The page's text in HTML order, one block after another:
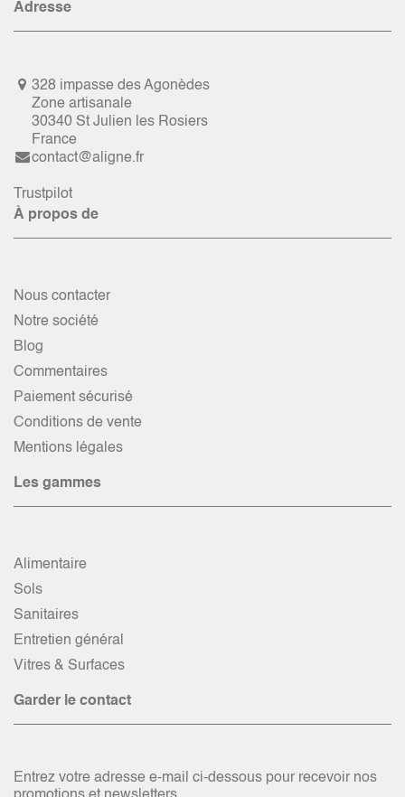
Adresse
328 impasse des Agonèdes
Zone artisanale
30340 St Julien les Rosiers
France
contact@aligne.fr
Trustpilot
À propos de
Nous contacter
Notre société
Blog
Commentaires
Paiement sécurisé
Conditions de vente
Mentions légales
Les gammes
Alimentaire
Sols
Sanitaires
Entretien général
Vitres & Surfaces
Garder le contact
Entrez votre adresse e-mail ci-dessous pour recevoir nos